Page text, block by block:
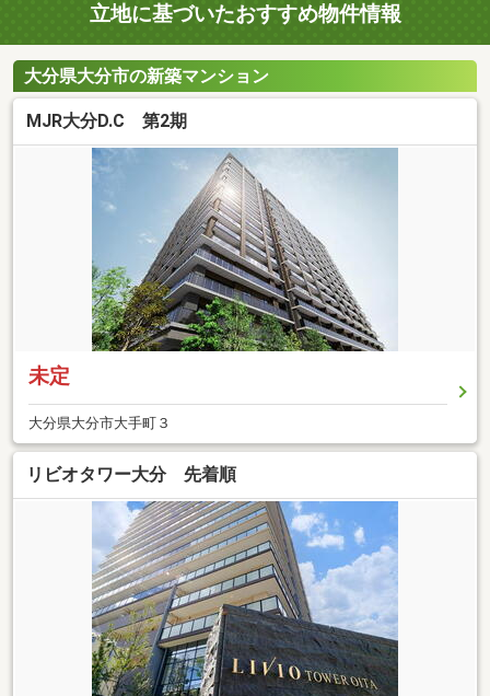
立地に基づいたおすすめ物件情報
大分県大分市の新築マンション
MJR大分D.C 第2期
未定
大分県大分市大手町３
リビオタワー大分 先着順